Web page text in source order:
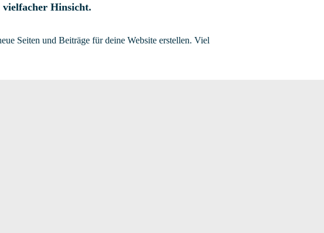
Hinsicht.
Seiten und Beiträge für deine Website erstellen. Viel